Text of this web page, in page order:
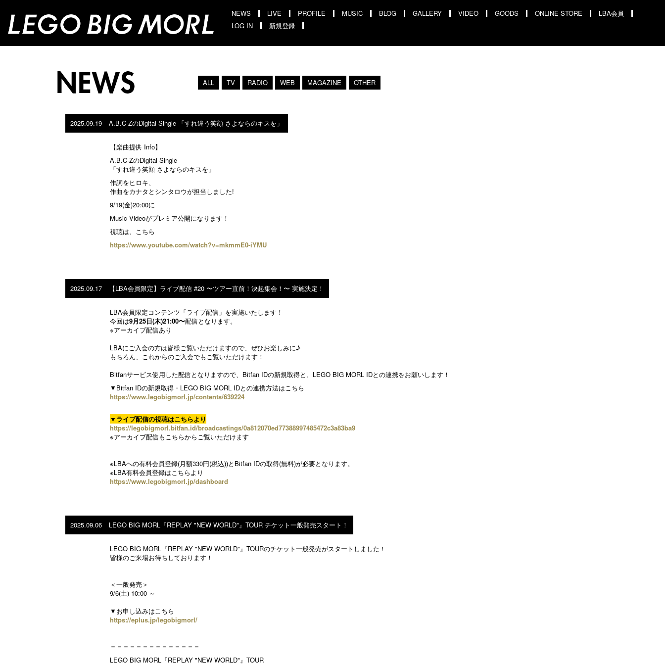
NEWS LIVE PROFILE MUSIC BLOG GALLERY VIDEO GOODS ONLINE STORE
LBA会員
LOG IN
新規登録
ALL TV RADIO WEB MAGAZINE OTHER
2025.09.19 A.B.C-ZのDigital Single 「すれ違う笑顔 さよならのキスを」
【楽曲提供 Info】
A.B.C-ZのDigital Single
「すれ違う笑顔 さよならのキスを」
作詞をヒロキ、
作曲をカナタとシンタロウが担当しました!
9/19(金)20:00に
Music Videoがプレミア公開になります！
視聴は、こちら
https://www.youtube.com/watch?v=mkmmE0-iYMU
2025.09.17 【LBA会員限定】ライブ配信 #20 〜ツアー直前！決起集会！〜 実施決定！
LBA会員限定コンテンツ「ライブ配信」を実施いたします！
今回は9月25日(木)21:00〜配信となります。
※アーカイブ配信あり
LBAにご入会の方は皆様ご覧いただけますので、ぜひお楽しみに♪
もちろん、これからのご入会でもご覧いただけます！
Bitfanサービス使用した配信となりますので、Bitfan IDの新規取得と、LEGO BIG MORL IDとの連携をお願いします！
▼Bitfan IDの新規取得・LEGO BIG MORL IDとの連携方法はこちら
https://www.legobigmorl.jp/contents/639224
▼ライブ配信の視聴はこちらより
https://legobigmorl.bitfan.id/broadcastings/0a812070ed77388997485472c3a83ba9
※アーカイブ配信もこちらからご覧いただけます
※LBAへの有料会員登録(月額330円(税込))とBitfan IDの取得(無料)が必要となります。
※LBA有料会員登録はこちらより
https://www.legobigmorl.jp/dashboard
2025.09.06 LEGO BIG MORL『REPLAY "NEW WORLD"』TOUR チケット一般発売スタート！
LEGO BIG MORL『REPLAY "NEW WORLD"』TOURのチケット一般発売がスタートしました！
皆様のご来場お待ちしております！
＜一般発売＞
9/6(土) 10:00 ～
▼お申し込みはこちら
https://eplus.jp/legobigmorl/
＝＝＝＝＝＝＝＝＝＝＝＝＝＝
LEGO BIG MORL『REPLAY "NEW WORLD"』TOUR